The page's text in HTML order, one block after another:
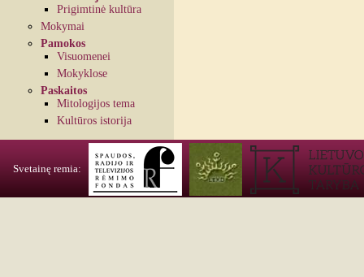
Prigimtinė kultūra
Mokymai
Pamokos
Visuomenei
Mokyklose
Paskaitos
Mitologijos tema
Kultūros istorija
Svetainę remia: